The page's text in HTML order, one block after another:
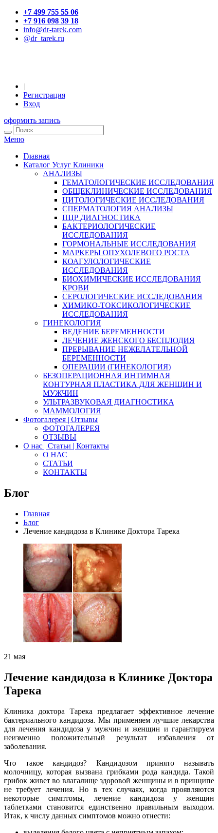
+7 499 755 55 06
+7 916 098 39 18
info@dr-tarek.com
@dr_tarek.ru
|
Регистрация
Вход
оформить запись
Меню
Главная
Каталог Услуг Клиники
АНАЛИЗЫ
ГЕМАТОЛОГИЧЕСКИЕ ИССЛЕДОВАНИЯ
ОБЩЕКЛИНИЧЕСКИЕ ИССЛЕДОВАНИЯ
ЦИТОЛОГИЧЕСКИЕ ИССЛЕДОВАНИЯ
СПЕРМАТОЛОГИЯ АНАЛИЗЫ
ПЦР ДИАГНОСТИКА
БАКТЕРИОЛОГИЧЕСКИЕ
ИССЛЕДОВАНИЯ
ГОРМОНАЛЬНЫЕ ИССЛЕДОВАНИЯ
МАРКЕРЫ ОПУХОЛЕВОГО РОСТА
КОАГУЛОЛОГИЧЕСКИЕ
ИССЛЕДОВАНИЯ
БИОХИМИЧЕСКИЕ ИССЛЕДОВАНИЯ
КРОВИ
СЕРОЛОГИЧЕСКИЕ ИССЛЕДОВАНИЯ
ХИМИКО-ТОКСИКОЛОГИЧЕСКИЕ
ИССЛЕДОВАНИЯ
ГИНЕКОЛОГИЯ
ВЕДЕНИЕ БЕРЕМЕННОСТИ
ЛЕЧЕНИЕ ЖЕНСКОГО БЕСПЛОДИЯ
ПРЕРЫВАНИЕ НЕЖЕЛАТЕЛЬНОЙ
БЕРЕМЕННОСТИ
ОПЕРАЦИИ (ГИНЕКОЛОГИЯ)
БЕЗОПЕРАЦИОННАЯ ИНТИМНАЯ
КОНТУРНАЯ ПЛАСТИКА ДЛЯ ЖЕНЩИН И
МУЖЧИН
УЛЬТРАЗВУКОВАЯ ДИАГНОСТИКА
МАММОЛОГИЯ
Фотогалерея | Отзывы
ФОТОГАЛЕРЕЯ
ОТЗЫВЫ
О нас | Статьи | Контакты
О НАС
СТАТЬИ
КОНТАКТЫ
Блог
Главная
Блог
Лечение кандидоза в Клинике Доктора Тарека
21 мая
Лечение кандидоза в Клинике Доктора
Тарека
Клиника доктора Тарека предлагает эффективное лечение
бактериального кандидоза. Мы применяем лучшие лекарства
для лечения кандидоза у мужчин и женщин и гарантируем
неизменно положительный результат избавления от
заболевания.
Что такое кандидоз? Кандидозом принято называть
молочницу, которая вызвана грибками рода кандида. Такой
грибок живет во влагалище здоровой женщины и в принципе
не требует лечения. Но в тех случаях, когда проявляются
некоторые симптомы, лечение кандидоза у женщин
таблетками становится единственно правильным выходом.
Итак, к числу данных симптомов можно отнести: